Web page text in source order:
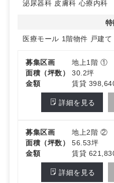
ます。駐車場は約20台分用
泌尿器科 皮膚科 心療内科
特
医療モール 1階物件 戸建て
募集区画
地上1階 ①
面積（坪数）
30.2坪
金額
賃貸
詳細を見る
募集区画
地上2階 ②
面積（坪数）
56.53坪
金額
賃貸
詳細を見る